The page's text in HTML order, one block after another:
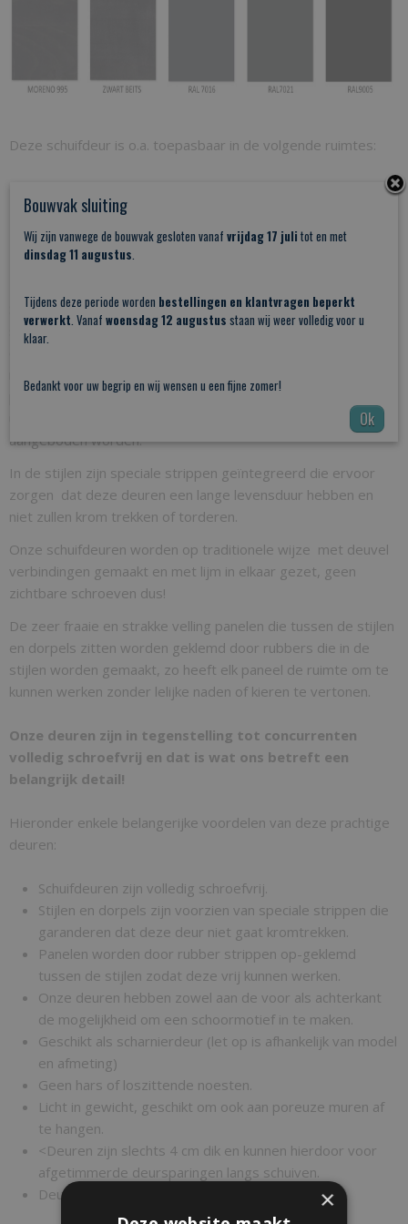
Deze schuifdeur is o.a. toepasbaar in de volgende ruimtes:
Toilet
Slaapkamer
Entree (bij) keuken
Schuifdeur-totaal.nl onderscheid zich in het aanbod
schuifdeuren. Wij gebruiken Grenen hout dat100% harsvrij
profilering van het hout en de panelen maakt dat deze deuren
aangeboden worden.
In de stijlen zijn speciale strippen geïntegreerd die ervoor
zorgen dat deze deuren een lange levensduur hebben en
niet zullen krom trekken of torderen.
Onze schuifdeuren worden op traditionele wijze met deuvel
verbindingen gemaakt en met lijm in elkaar gezet, geen
zichtbare schroeven dus!
De zeer fraaie en strakke velling panelen die tussen de stijlen
en dorpels zitten worden geklemd door rubbers die in de
stijlen worden gemaakt, zo heeft elk paneel de ruimte om te
kunnen werken zonder lelijke naden of kieren te vertonen.
Onze deuren zijn in tegenstelling tot concurrenten
volledig schroefvrij en dat is wat ons betreft een
belangrijk detail!
Hieronder enkele belangerijke voordelen van deze prachtige
deuren:
Schuifdeuren zijn volledig schroefvrij.
Stijlen en dorpels zijn voorzien van speciale strippen die
garanderen dat deze deur niet gaat kromtrekken.
Panelen worden door rubber strippen op-geklemd
tussen de stijlen zodat deze vrij kunnen werken.
Onze deuren hebben zowel aan de voor als achterkant
de mogelijkheid om een schoormotief in te maken.
Geschikt als scharnierdeur (let op is afhankelijk van model
en afmeting)
Geen hars of loszittende noesten.
Licht in gewicht, geschikt om ook aan poreuze muren af
te hangen.
<Deuren zijn slechts 4 cm dik en kunnen hierdoor voor
afgetimmerde deursparingen langs schuiven.
Deur is aan voor en achterzijde identiek!
Bouwvak sluiting
Wij zijn vanwege de bouwvak gesloten vanaf vrijdag 17 juli tot en met
dinsdag 11 augustus.
Tijdens deze periode worden bestellingen en klantvragen beperkt
verwerkt. Vanaf woensdag 12 augustus staan wij weer volledig voor u
klaar.
Bedankt voor uw begrip en wij wensen u een fijne zomer!
Ok
×